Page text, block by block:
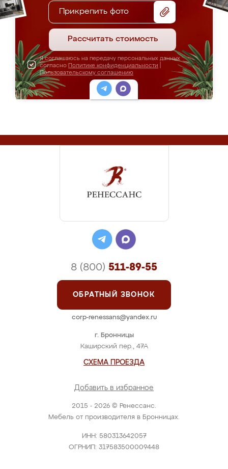
Прикрепить фото
Рассчитать стоимость
Я соглашаюсь на передачу персональных данных
согласно Политике конфиденциальности
Пользовательскому соглашению
2015 - 2026 © Ренессанс.
Мебель от производителя в Бронницах.
ИНН: 580313642057
ОГРНИП: 317583500009448
г. Бронницы
Каширский пер., 47А
СХЕМА ПРОЕЗДА
Добавить в избранное
8 (800) 511-89-55
ОБРАТНЫЙ ЗВОНОК
corp-renessans@yandex.ru